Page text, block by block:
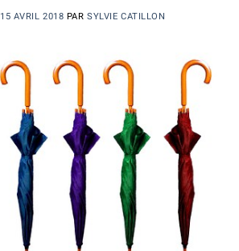
15 AVRIL 2018 PARSYLVIE CATILLON